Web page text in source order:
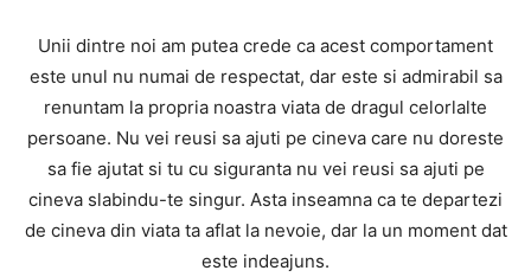
Unii dintre noi am putea crede ca acest comportament
este unul nu numai de respectat, dar este si admirabil sa
renuntam la propria noastra viata de dragul celorlalte
persoane. Nu vei reusi sa ajuti pe cineva care nu doreste
sa fie ajutat si tu cu siguranta nu vei reusi sa ajuti pe
cineva slabindu-te singur. Asta inseamna ca te departezi
de cineva din viata ta aflat la nevoie, dar la un moment dat
este indeajuns.